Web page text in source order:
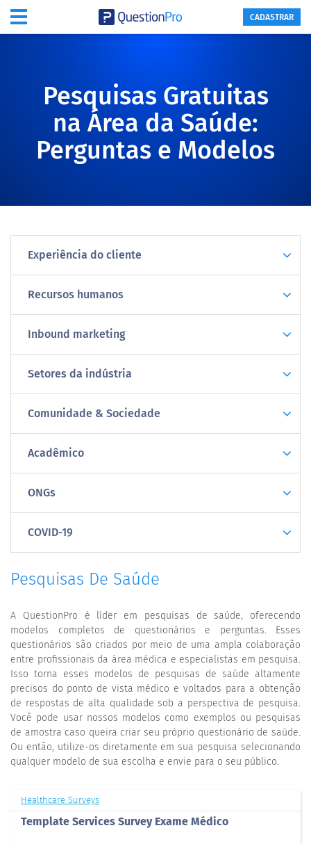
Pesquisas Gratuitas
na Área da Saúde:
Perguntas e Modelos
Experiência do cliente
Recursos humanos
Inbound marketing
Setores da indústria
Comunidade & Sociedade
Acadêmico
ONGs
COVID-19
Pesquisas De Saúde
A QuestionPro é líder em pesquisas de saúde, oferecendo
modelos completos de questionários e perguntas. Esses
questionários são criados por meio de uma ampla colaboração
entre profissionais da área médica e especialistas em pesquisa.
Isso torna esses modelos de pesquisas de saúde altamente
precisos do ponto de vista médico e voltados para a obtenção
de respostas de alta qualidade sob a perspectiva de pesquisa.
Você pode usar nossos modelos como exemplos ou pesquisas
de amostra caso queira criar seu próprio questionário de saúde.
Ou então, utilize-os diretamente em sua pesquisa selecionando
qualquer modelo de sua escolha e envie para o seu público.
Healthcare Surveys
Template Services Survey Exame Médico
CADASTRAR